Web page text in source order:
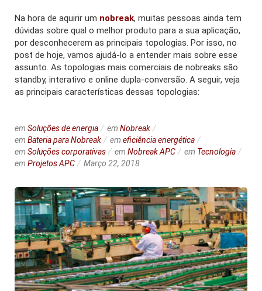
Na hora de aquirir um nobreak, muitas pessoas ainda tem
dúvidas sobre qual o melhor produto para a sua aplicação,
por desconhecerem as principais topologias. Por isso, no
post de hoje, vamos ajudá-lo a entender mais sobre esse
assunto. As topologias mais comerciais de nobreaks são
standby, interativo e online dupla-conversão. A seguir, veja
as principais características dessas topologias:
em Soluções de energia em Nobreak
em Bateria para Nobreak em eficiência energética
em Soluções corporativas em Nobreak APC em Tecnologia
em Projetos APC Março 22, 2018